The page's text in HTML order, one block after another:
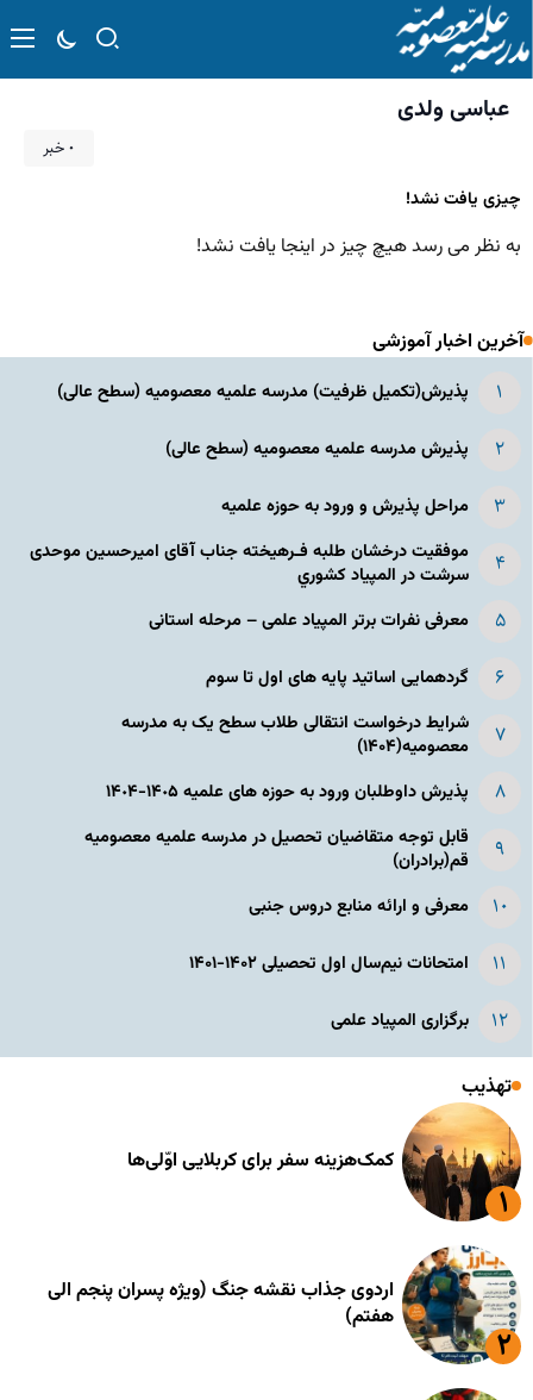
عباسی ولدی
۰ خبر
چیزی یافت نشد!
به نظر می رسد هیچ چیز در اینجا یافت نشد!
آخرین اخبار آموزشی
پذیرش(تکمیل ظرفیت) مدرسه علمیه معصومیه‌ (سطح عالی)
پذیرش مدرسه علمیه معصومیه‌ (سطح عالی)
مراحل پذیرش و ورود به حوزه علمیه
موفقیت درخشان طلبه فـرهیخته جناب آقای امیرحسین موحدی
سرشت در المپياد كشوري
معرفی نفرات برتر المپیاد علمی – مرحله استانی
گردهمایی اساتید پایه های اول تا سوم
شرایط درخواست انتقالی طلاب سطح یک به مدرسه
معصومیه(۱۴۰۴)
پذیرش داوطلبان ورود به حوزه های علمیه ١۴٠۵-١۴٠۴
قابل توجه متقاضیان تحصیل در مدرسه علمیه معصومیه
قم(برادران)
معرفی و ارائه منابع دروس جنبی
امتحانات نیم‌سال اول تحصیلی ۱۴۰۲-۱۴۰۱
برگزاری المپیاد علمی
تهذیب
کمک‌هزینه سفر برای کربلایی اوّلی‌ها
اردوی جذاب نقشه جنگ (ویژه پسران پنجم الی
هفتم)